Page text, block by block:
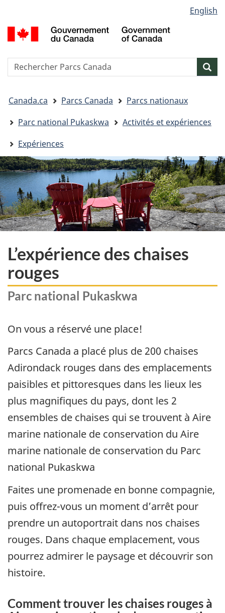
au
contenu
« Au
du
la
HTML
de
la
langue
English
Reserche
êtes
ici&nbsp;:
Canada.ca Parcs Canada
Parcs nationaux
Parc national Pukaskwa
Activités et expériences
Expériences
L’expérience des chaises
rouges
Parc national Pukaskwa
On vous a réservé une place!
Parcs Canada a placé plus de 200 chaises
Adirondack rouges dans des emplacements
paisibles et pittoresques dans les lieux les
plus magnifiques du pays, dont les 2
ensembles de chaises qui se trouvent à Aire
marine nationale de conservation du Aire
marine nationale de conservation du Parc
national Pukaskwa
Faites une promenade en bonne compagnie,
puis offrez-vous un moment d’arrêt pour
prendre un autoportrait dans nos chaises
rouges. Dans chaque emplacement, vous
pourrez admirer le paysage et découvrir son
histoire.
Comment trouver les chaises rouges à